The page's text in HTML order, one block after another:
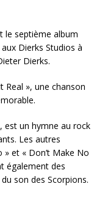
le septième album
Dierks Studios à
Dierks.
Real », une chanson
est un hymne au rock
Les autres
» et « Don’t Make No
également des
son des Scorpions.